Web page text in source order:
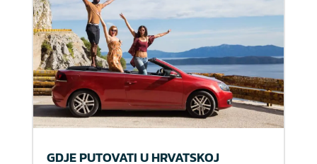
GDJE PUTOVATI U HRVATSKOJ